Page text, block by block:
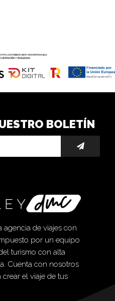
BOLETÍN
agencia de viajes con
por un equipo
turismo con alta
Cuenta con nosotros
crear el viaje de tus